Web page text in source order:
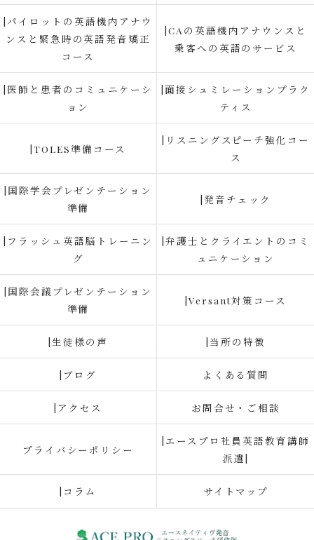
|パイロットの英語機内アナウ
ンスと緊急時の英語発音矯正
コース
|CAの英語機内アナウンスと
乗客への英語のサービス
|医師と患者のコミュニケーシ
ョン
|面接シュミレーションプラク
ティス
|TOLES準備コース
|リスニングスピーチ強化コー
ス
|国際学会プレゼンテーション
準備
|発音チェック
|フラッシュ英語脳トレーニン
グ
|弁護士とクライエントのコミ
ュニケーション
|国際会議プレゼンテーション
準備
|Versant対策コース
|生徒様の声 |当所の特徴
|ブログ よくある質問
|アクセス お問合せ・ご相談
プライバシーポリシー
|エースプロ社員英語教育講師
派遣|
|コラム サイトマップ